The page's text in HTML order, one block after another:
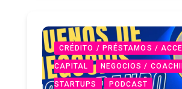
CRÉDITO / PRÉSTAMOS /
CAPITAL NEGOCIOS /
STARTUPS PODCAST